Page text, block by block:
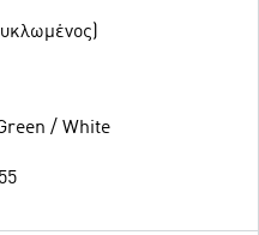
/ White